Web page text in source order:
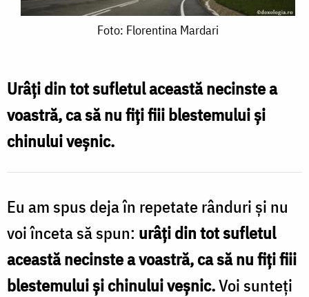
Mardari
Foto: Florentina Mardari
Urâţi din tot sufletul această necinste a
voastră, ca să nu fiţi fiii blestemului şi
chinului veşnic.
Eu am spus deja în repetate rânduri şi nu
voi înceta să spun: urâţi din tot sufletul
această necinste a voastră, ca să nu fiţi fiii
blestemului şi chinului veşnic.Voi sunteţi